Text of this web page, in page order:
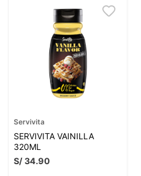
Servivita
SERVIVITA VAINILLA
320ML
S/34.90